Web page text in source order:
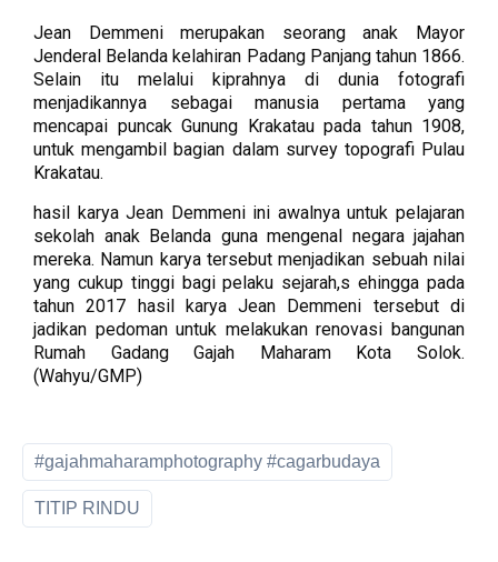
Jean Demmeni merupakan seorang anak Mayor
Jenderal Belanda kelahiran Padang Panjang tahun 1866.
Selain itu melalui kiprahnya di dunia fotografi
menjadikannya sebagai manusia pertama yang
mencapai puncak Gunung Krakatau pada tahun 1908,
untuk mengambil bagian dalam survey topografi Pulau
Krakatau.
hasil karya Jean Demmeni ini awalnya untuk pelajaran
sekolah anak Belanda guna mengenal negara jajahan
mereka. Namun karya tersebut menjadikan sebuah nilai
yang cukup tinggi bagi pelaku sejarah,s ehingga pada
tahun 2017 hasil karya Jean Demmeni tersebut di
jadikan pedoman untuk melakukan renovasi bangunan
Rumah Gadang Gajah Maharam Kota Solok.
(Wahyu/GMP)
#gajahmaharamphotography #cagarbudaya
TITIP RINDU